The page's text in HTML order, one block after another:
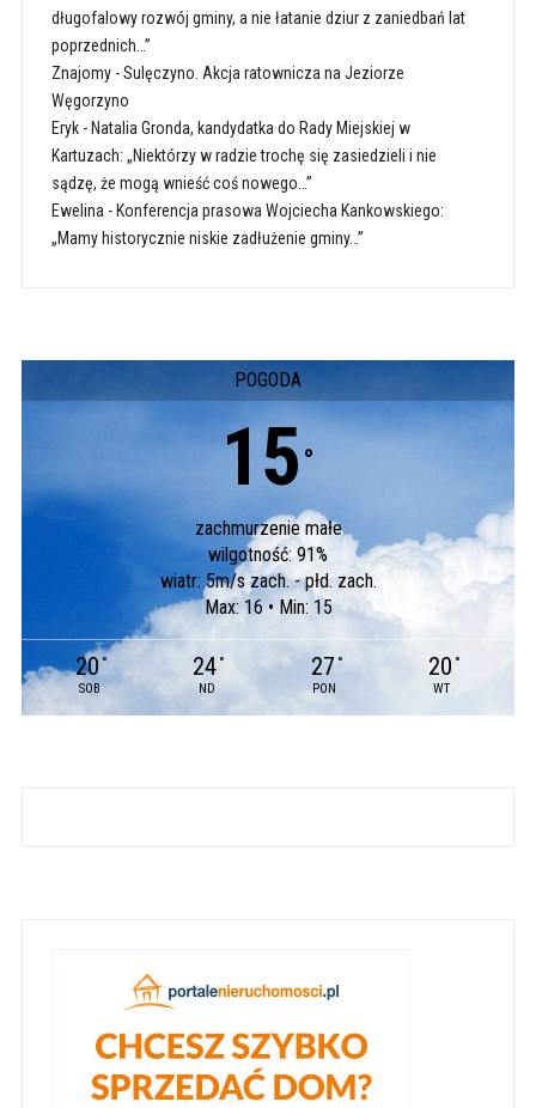
długofalowy rozwój gminy, a nie łatanie dziur z zaniedbań lat
poprzednich…”
Znajomy-Sulęczyno. Akcja ratownicza na Jeziorze
Węgorzyno
Eryk- Natalia Gronda, kandydatka do Rady Miejskiej w
Kartuzach: „Niektórzy w radzie trochę się zasiedzieli i nie
sądzę, że mogą wnieść coś nowego…”
Ewelina - Konferencja prasowa Wojciecha Kankowskiego:
„Mamy historycznie niskie zadłużenie gminy…”
POGODA
15 °
zachmurzenie małe
wilgotność: 91%
wiatr: 5m/s zach. - płd. zach.
Max: 16 • Min: 15
20 °
SOB
24 °
ND
27 °
PON
20 °
WT